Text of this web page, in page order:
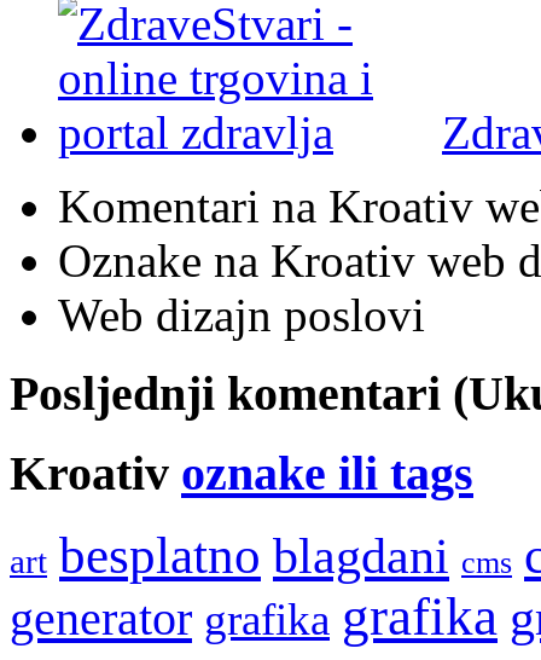
Komentari na Kroativ
Oznake na Kroativ web
Web dizajn poslovi
Posljednji komentari
Kroativ oznake ili tags
art besplatno blagdani cms
generator grafika grafika